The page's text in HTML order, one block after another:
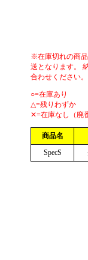
※在庫切れの商
送となります。
合わせください。
○=在庫あり
△=残りわずか
✕=在庫なし（廃
商品名
SpecS